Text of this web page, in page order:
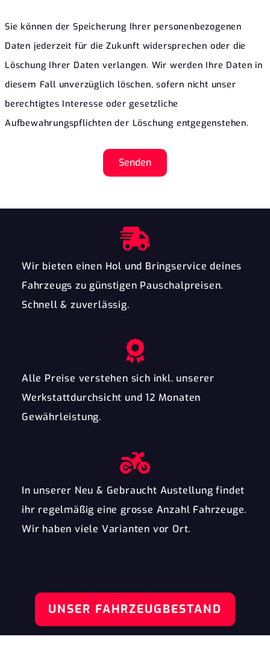
Sie können der Speicherung Ihrer personenbezogenen
Daten jederzeit für die Zukunft widersprechen oder die
Löschung Ihrer Daten verlangen. Wir werden Ihre Daten in
diesem Fall unverzüglich löschen, sofern nicht unser
berechtigtes Interesse oder gesetzliche
Aufbewahrungspflichten der Löschung entgegenstehen.
Senden
Wir bieten einen Hol und Bringservice deines
Fahrzeugs zu günstigen Pauschalpreisen.
Schnell & zuverlässig.
Alle Preise verstehen sich inkl. unserer
Werkstattdurchsicht und 12 Monaten
Gewährleistung.
In unserer Neu & Gebraucht Austellung findet
ihr regelmäßig eine grosse Anzahl Fahrzeuge.
Wir haben viele Varianten vor Ort.
UNSER FAHRZEUGBESTAND